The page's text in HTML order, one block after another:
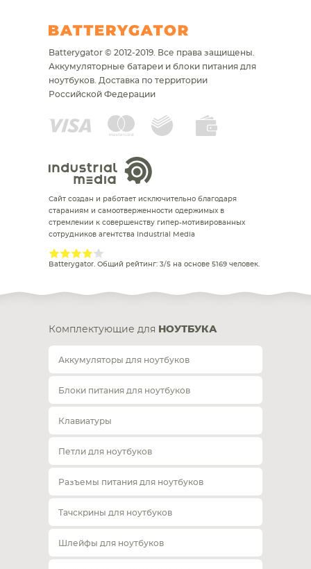
Batterygator © 2012-2019. Все права защищены.
Аккумуляторные батареи и блоки питания для
ноутбуков. Доставка по территории
Российской Федерации
Сайт создан и работает исключительно благодаря
стараниям и самоотверженности одержимых в
стремлении к совершенству гипер-мотивированных
сотрудников агентства Industrial Media
Batterygator. Общий рейтинг: 3/5 на основе 5169 человек.
Комплектующие для НОУТБУКА
Аккумуляторы для ноутбуков
Блоки питания для ноутбуков
Клавиатуры
Петли для ноутбуков
Разъемы питания для ноутбуков
Тачскрины для ноутбуков
Шлейфы для ноутбуков